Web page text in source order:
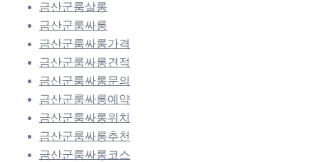
금산군룸살롱
금산군룸싸롱
금산군룸싸롱가격
금산군룸싸롱견적
금산군룸싸롱문의
금산군룸싸롱예약
금산군룸싸롱위치
금산군룸싸롱추천
금산군룸싸롱코스